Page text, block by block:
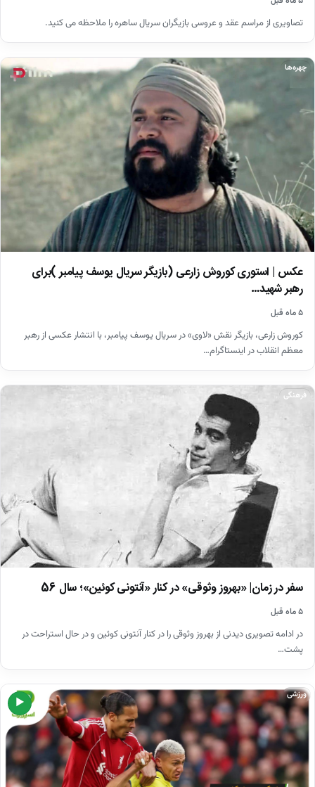
تصاویری از مراسم عقد و عروسی بازیگران سریال ساهره را ملاحظه می کنید.
چهره‌ها
عکس | استوری کوروش زارعی (بازیگر سریال یوسف پیامبر )برای
رهبر شهید…
۵ ماه قبل
کوروش زارعی، بازیگر نقش «لاوی» در سریال یوسف پیامبر، با انتشار عکسی از رهبر
معظم انقلاب در اینستاگرام…
فرهنگی
سفر در زمان| «بهروز وثوقی» در کنار «آنتونی کوئین»؛ سال 56
۵ ماه قبل
در ادامه تصویری دیدنی از بهروز وثوقی را در کنار آنتونی کوئین و در حال استراحت در
پشت…
▶
ورزشی